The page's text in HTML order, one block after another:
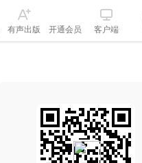
有声出版 开通会员 客户端